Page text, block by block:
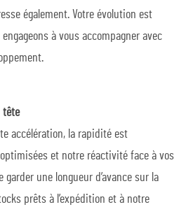
également. Votre évolution est
à vous accompagner avec
tête
accélération, la rapidité est
et notre réactivité face à vos
une longueur d’avance sur la
prêts à l’expédition et à notre